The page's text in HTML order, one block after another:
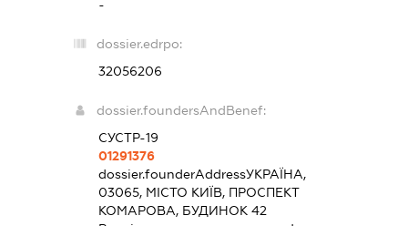
-
dossier.edrpo:
32056206
dossier.foundersAndBenef:
СУСТР-19
01291376
dossier.founderAddressУКРАЇНА,
03065, МІСТО КИЇВ, ПРОСПЕКТ
КОМАРОВА, БУДИНОК 42